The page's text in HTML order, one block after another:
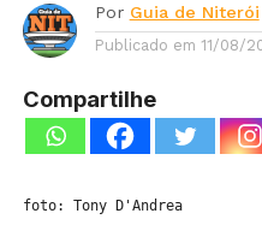
Por Guia de Niterói
Publicado em 11/08/
Compartilhe
foto: Tony D'Andrea